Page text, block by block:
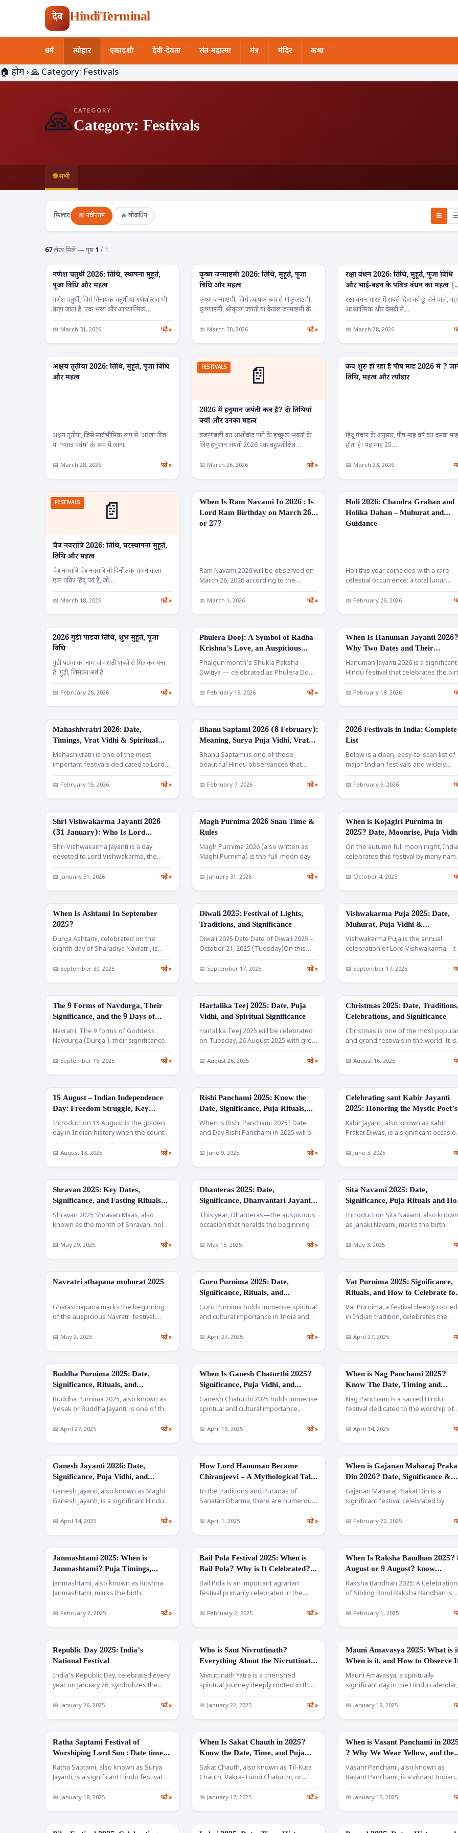
देव HindiTerminal
धर्म त्योहार एकादशी देवी-देवता संत-महात्मा मंत्र मंदिर कथा
Search
Skip
🏠 होम ›🙏 Category: Festivals
🙏 CATEGORY
Category: Festivals
🌐 सभी
फ़िल्टर: 📅 नवीनतम 🔥 लोकप्रिय ⊞ ☰
67लेख मिले — पृष्ठ 1 / 1
FESTIVALS
गणेश चतुर्थी 2026: तिथि, स्थापना मुहूर्त,
पूजा विधि और महत्व
गणेश चतुर्थी, जिसे विनायक चतुर्थी या गणेशोत्सव भी
कहा जाता है, एक भव्य और आध्यात्मिक…
📅 March 31, 2026 पढ़ें »
FESTIVALS
कृष्ण जन्माष्टमी 2026: तिथि, मुहूर्त, पूजा
विधि और महत्व
कृष्ण जन्माष्टमी, जिसे व्यापक रूप से गोकुलाष्टमी,
कृष्णाष्टमी, श्रीकृष्ण जयंती या केवल जन्माष्टमी के
रूप…
📅 March 30, 2026 पढ़ें »
FESTIVALS
रक्षा बंधन 2026: तिथि, मुहूर्त, पूजा विधि
और भाई-बहन के पवित्र बंधन का महत्व |
Raksha Bandhan
रक्षा बंधन भारत में सबसे दिल को छू लेने वाले,
आध्यात्मिक और बेसब्री से…
📅 March 28, 2026
FESTIVALS
अक्षय तृतीया 2026: तिथि, मुहूर्त, पूजा विधि
और महत्व
अक्षय तृतीया, जिसे सार्वभौमिक रूप से ‘आखा तीज’
या ‘नवान्न पर्वम’ के रूप में जाना…
📅 March 28, 2026 पढ़ें »
📄
FESTIVALS
2026 में हनुमान जयंती कब है? दो तिथियां
क्यों और उनका महत्व
बजरंगबली का आशीर्वाद पाने के इच्छुक भक्तों के
लिए हनुमान जयंती 2026 एक बहुप्रतीक्षित
आध्यात्मिक…
📅 March 26, 2026 पढ़ें »
FESTIVALS
कब शुरू हो रहा है पौष माह 2026 मे ?
तिथि, महत्व और त्यौहार
हिंदू पंचांग के अनुसार, पौष माह वर्ष का दसवां माह
होता है। यह माह 25…
📅 March 23, 2026
📄
FESTIVALS
चैत्र नवरात्रि 2026: तिथि, घटस्थापना मुहूर्त,
तिथि और महत्व
चैत्र नवरात्रि चैत्र नवरात्रि नौ दिनों तक चलने वाला
एक पवित्र हिंदू पर्व है, जो…
📅 March 18, 2026 पढ़ें »
FESTIVALS
When Is Ram Navami In 2026 : Is
Lord Ram Birthday on March 26
or 27?
Ram Navami 2026 will be observed on
March 26, 2026 according to the
common panchang…
📅 March 1, 2026 पढ़ें »
FESTIVALS
Holi 2026: Chandra Grahan and
Holika Dahan – Muhurat and
Guidance
Holi this year coincides with a rare
celestial occurrence: a total lunar
eclipse (Chandra Grahan)…
📅 February 26, 2026
FESTIVALS
2026 गुडी पाडवा तिथि, शुभ मुहूर्त, पूजा
विधि
गुड़ी पड़वा का नाम दो मराठी शब्दों से मिलकर बना
है: गुड़ी, जिसका अर्थ है…
📅 February 26, 2026 पढ़ें »
FESTIVALS
Phulera Dooj: A Symbol of Radha–
Krishna’s Love, an Auspicious
Wedding Muhurat, and the
Significance of the Flower Holi
Phalgun month’s Shukla Paksha
Dwitiya — celebrated as Phulera Dooj
— commemorates the unwavering
love…
📅 February 19, 2026 पढ़ें »
FESTIVALS
When Is Hanuman Jayanti 2026?
Why Two Dates and Their
Importance
Hanuman Jayanti 2026 is a significant
Hindu festival that celebrates the
of Lord Hanuman,…
📅 February 18, 2026
FESTIVALS
Mahashivratri 2026: Date,
Timings, Vrat Vidhi & Spiritual
Significance
Mahashivratri is one of the most
important festivals dedicated to Lord
Shiva. Observed every year…
📅 February 15, 2026 पढ़ें »
FESTIVALS
Bhanu Saptami 2026 (8 February):
Meaning, Surya Puja Vidhi, Vrat
Rules, Katha, and Benefits
Bhanu Saptami is one of those
beautiful Hindu observances that
many people hear about only…
📅 February 7, 2026 पढ़ें »
FESTIVALS
2026 Festivals in India: Complete
List
Below is a clean, easy-to-scan list of
major Indian festivals and widely
observed days in…
📅 February 6, 2026
FESTIVALS
Shri Vishwakarma Jayanti 2026
(31 January): Who Is Lord
Vishwakarma?
Shri Vishwakarma Jayanti is a day
devoted to Lord Vishwakarma, the
divine architect and craftsman…
📅 January 31, 2026 पढ़ें »
FESTIVALS
Magh Purnima 2026 Snan Time &
Rules
Magh Purnima 2026 (also written as
Maghi Purnima) is the full-moon day
of the Hindu…
📅 January 31, 2026 पढ़ें »
FESTIVALS
When is Kojagiri Purnima in
2025? Date, Moonrise, Puja
Kheer Ritual & Regional
Traditions
On the autumn full moon night, India
celebrates this festival by many
—Kojagiri Purnima, Sharad…
📅 October 4, 2025
FESTIVALS
When Is Ashtami In September
2025?
Durga Ashtami, celebrated on the
eighth day of Sharadiya Navratri, is
one of the most…
📅 September 30, 2025 पढ़ें »
FESTIVALS
Diwali 2025: Festival of Lights,
Traditions, and Significance
Diwali 2025 Date Date of Diwali 2025 –
October 21, 2025 (Tuesday)On this
day, Kartik…
📅 September 17, 2025 पढ़ें »
FESTIVALS
Vishwakarma Puja 2025: Date,
Muhurat, Puja Vidhi &
Significance
Vishwakarma Puja is the annual
celebration of Lord
divine architect and engineer of
📅 September 17, 2025
FESTIVALS
The 9 Forms of Navdurga, Their
Significance, and the 9 Days of
Navratri Devi Names
Navratri: The 9 forms of Goddess
Navdurga (Durga ), their significance,
symbolism, and teachings. Learn…
📅 September 16, 2025 पढ़ें »
FESTIVALS
Hartalika Teej 2025: Date, Puja
Vidhi, and Spiritual Significance
Hartalika Teej 2025 will be celebrated
on Tuesday, 26 August 2025 with great
devotion across…
📅 August 26, 2025 पढ़ें »
FESTIVALS
Christmas 2025: Date,
Celebrations, and Significance
Christmas is one of the most
and grand festivals in the world. It
📅 August 16, 2025
FESTIVALS
15 August – Indian Independence
Day: Freedom Struggle, Key
Events, and Patriotic Traditions
Introduction 15 August is the golden
day in Indian history when the country
breathed the…
📅 August 13, 2025 पढ़ें »
FESTIVALS
Rishi Panchami 2025: Know the
Date, Significance, Puja Rituals,
and Vrat Katha
When is Rishi Panchami 2025? Date
and Day Rishi Panchami in 2025 will be
observed…
📅 June 9, 2025 पढ़ें »
FESTIVALS
Celebrating sant Kabir Jayanti
2025: Honoring the Mystic Poet’s
Legacy
Kabir Jayanti, also known as Kabir
Prakat Diwas, is a significant
celebrated to honor…
📅 June 3, 2025
FESTIVALS
Shravan 2025: Key Dates,
Significance, and Fasting Rituals
Explained
Shravan 2025 Shravan Maas, also
known as the month of Shravan, holds
immense importance in…
📅 May 29, 2025 पढ़ें »
FESTIVALS
Dhanteras 2025: Date,
Significance, Dhanvantari Jayanti
& Rituals of Wealth and Health
This year, Dhanteras—the auspicious
occasion that heralds the beginning of
the grand Diwali festivities—will be…
📅 May 15, 2025 पढ़ें »
FESTIVALS
Sita Navami 2025: Date,
Significance, Puja Rituals and
to Celebrate the Birth Anniversary
of Goddess Sita
Introduction Sita Navami, also known
as Janaki Navami, marks the birth
anniversary of Goddess Sita,…
📅 May 3, 2025
FESTIVALS
Navratri sthapana muhurat 2025
Ghatasthapana marks the beginning
of the auspicious Navratri festival,
symbolizing the invocation of
Goddess Durga.…
📅 May 2, 2025 पढ़ें »
FESTIVALS
Guru Purnima 2025: Date,
Significance, Rituals, and
Celebrations
Guru Purnima holds immense spiritual
and cultural importance in India and
several other parts of…
📅 April 27, 2025 पढ़ें »
FESTIVALS
Vat Purnima 2025: Significance,
Rituals, and How to Celebrate
Prosperous Married Life
Vat Purnima, a festival deeply rooted
in Indian tradition, celebrates the
sacred bond of marriage…
📅 April 27, 2025
FESTIVALS
Buddha Purnima 2025: Date,
Significance, Rituals, and
Celebrations
Buddha Purnima 2025, also known as
Vesak or Buddha Jayanti, is one of the
most…
📅 April 27, 2025 पढ़ें »
FESTIVALS
When Is Ganesh Chaturthi 2025?
Significance, Puja Vidhi, and
Rituals
Ganesh Chaturthi 2025 holds immense
spiritual and cultural importance,
especially in states like Maharashtra
where…
📅 April 19, 2025 पढ़ें »
FESTIVALS
When is Nag Panchami 2025?
Know The Date, Timing and
Rituals.
Nag Panchami is a sacred Hindu
festival dedicated to the worship of
serpent deities, primarily…
📅 April 14, 2025
FESTIVALS
Ganesh Jayanti 2026: Date,
Significance, Puja Vidhi, and
Difference between Ganesh
Chaturthi and jayanti
Ganesh Jayanti, also known as Maghi
Ganesh Jayanti, is a significant Hindu
festival celebrated as…
📅 April 14, 2025 पढ़ें »
FESTIVALS
How Lord Hanuman Became
Chiranjeevi – A Mythological Tale
of Immortality and Devotion
In the traditions and Puranas of
Sanatan Dharma, there are numerous
episodes that not only…
📅 April 1, 2025 पढ़ें »
FESTIVALS
When is Gajanan Maharaj
Din 2026? Date, Significance &
Celebrations
Gajanan Maharaj Prakat Din is a
significant festival celebrated by
devotees of Shri Gajanan Maharaj.…
📅 February 20, 2025
FESTIVALS
Janmashtami 2025: When is
Janmashtami? Puja Timings,
Significance, Rituals & Best Ways
to Celebrate at Home
Janmashtami, also known as Krishna
Janmashtami, marks the birth
anniversary of Lord Krishna, the
eighth…
📅 February 2, 2025 पढ़ें »
FESTIVALS
Bail Pola Festival 2025: When is
Bail Pola? Why is It Celebrated?
How to Celebrate, Rituals, and
Festive Delicacies
Bail Pola is an important agrarian
festival primarily celebrated in the
Indian state of Maharashtra.…
📅 February 2, 2025 पढ़ें »
FESTIVALS
When Is Raksha Bandhan 2025?
August or 9 August? know
Muhurat, Rituals, and Traditions
Explained
Raksha Bandhan 2025: A Celebration
of Sibling Bond Raksha Bandhan is
one of the most…
📅 February 1, 2025
FESTIVALS
Republic Day 2025: India’s
National Festival
India’s Republic Day, celebrated every
year on January 26, symbolizes the
country’s democratic and
constitutional…
📅 January 26, 2025 पढ़ें »
FESTIVALS
Who is Sant Nivruttinath?
Everything About the Nivruttinath
Yatra: Date, Location, and
Significance
Nivruttinath Yatra is a cherished
spiritual journey deeply rooted in the
vibrant cultural and devotional…
📅 January 22, 2025 पढ़ें »
FESTIVALS
Mauni Amavasya 2025: What is
When is it, and How to Observe
Mauni Amavasya, a spiritually
significant day in the Hindu calendar,
holds immense importance for
devotees…
📅 January 19, 2025
FESTIVALS
Ratha Saptami Festival of
Worshiping Lord Sun : Date time
and Significance
Ratha Saptami, also known as Surya
Jayanti, is a significant Hindu festival
celebrated across India…
📅 January 18, 2025 पढ़ें »
FESTIVALS
When Is Sakat Chauth in 2025?
Know the Date, Time, and Puja
Vidhi
Sakat Chauth, also known as Til-Kuta
Chauth, Vakra-Tundi Chaturthi, or
Maghi Chauth, is a significant…
📅 January 17, 2025 पढ़ें »
FESTIVALS
When is Vasant Panchami in
? Why We Wear Yellow, and the
Worship of Goddess Saraswati?
Vasant Panchami, also known as
Basant Panchami, is a vibrant Indian
festival that heralds the…
📅 January 15, 2025